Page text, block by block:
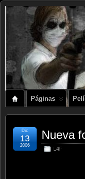
Páginas
Nueva
L4F
Dic
13
2006